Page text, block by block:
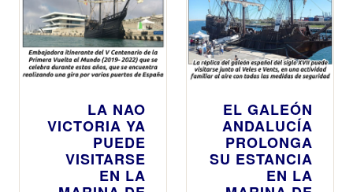
LA NAO
VICTORIA YA
PUEDE
VISITARSE
EN LA
EL GALEÓN
ANDALUCÍA
PROLONGA
SU ESTANCIA
EN LA